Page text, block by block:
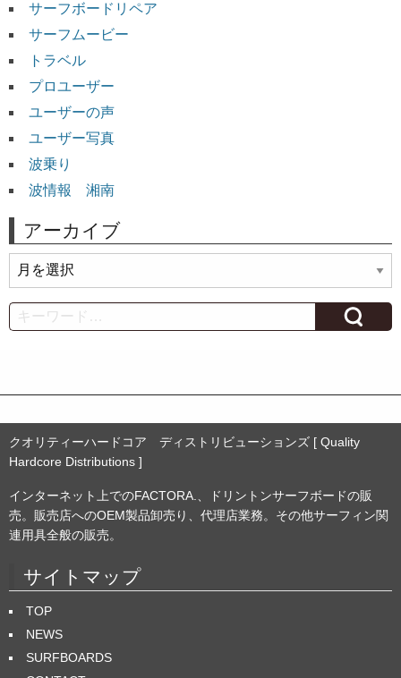
サーフボードリペア
サーフムービー
トラベル
プロユーザー
ユーザーの声
ユーザー写真
波乗り
波情報 湘南
アーカイブ
ー
カ
イ
Search
クオリティーハードコア ディストリビューションズ [ Quality
Hardcore Distributions ]
インターネット上でのFACTORA.、ドリントンサーフボードの販
売。販売店へのOEM製品卸売り、代理店業務。その他サーフィン関
連用具全般の販売。
サイトマップ
TOP
NEWS
SURFBOARDS